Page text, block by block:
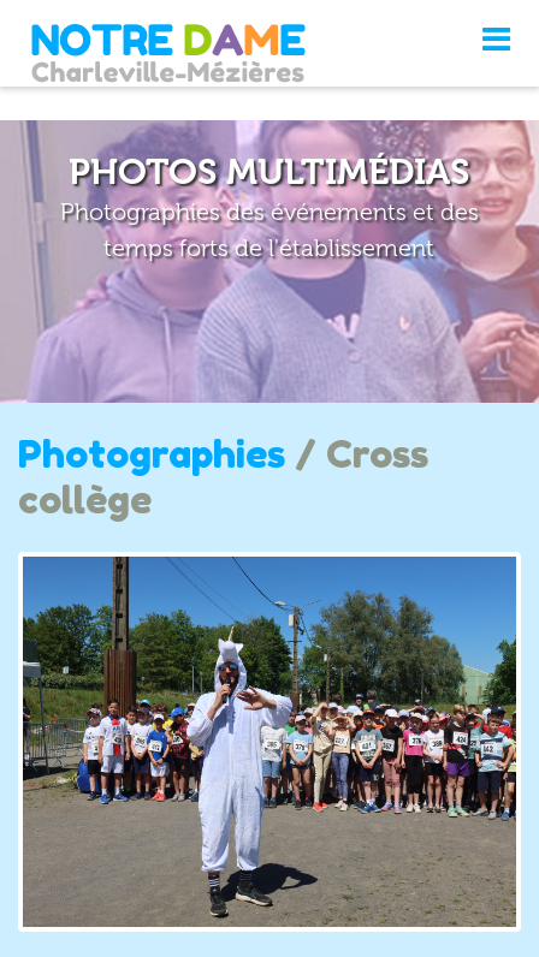
PHOTOS MULTIMÉDIAS
Photographies des événements et des
temps forts de l'établissement
Photographies / Cross
collège